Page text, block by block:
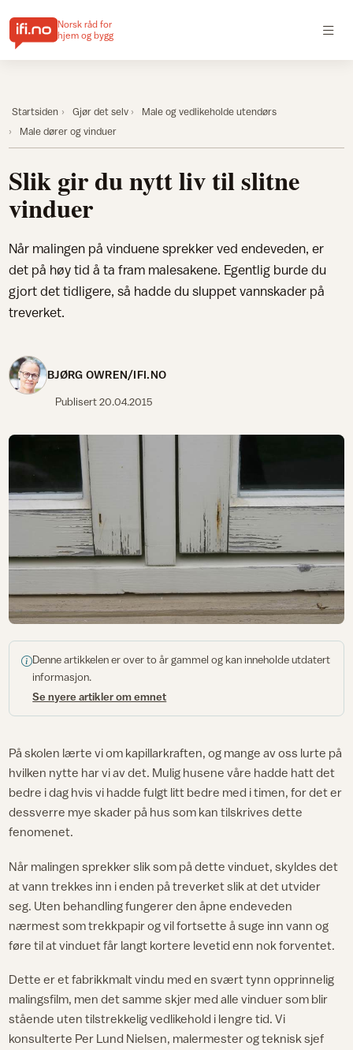
Norsk råd for
hjem og bygg
Startsiden Gjør det selv
Male og vedlikeholde utendørs
Male dører og vinduer
Slik gir du nytt liv til slitne
vinduer
Når malingen på vinduene sprekker ved endeveden, er
det på høy tid å ta fram malesakene. Egentlig burde du
gjort det tidligere, så hadde du sluppet vannskader på
treverket.
BJØRG OWREN/IFI.NO
Publisert20.04.2015
Denne artikkelen er over to år gammel og kan inneholde utdatert
informasjon.
Se nyere artikler om emnet
På skolen lærte vi om kapillarkraften, og mange av oss lurte på
hvilken nytte har vi av det. Mulig husene våre hadde hatt det
bedre i dag hvis vi hadde fulgt litt bedre med i timen, for det er
dessverre mye skader på hus som kan tilskrives dette
fenomenet.
Når malingen sprekker slik som på dette vinduet, skyldes det
at vann trekkes inn i enden på treverket slik at det utvider
seg. Uten behandling fungerer den åpne endeveden
nærmest som trekkpapir og vil fortsette å suge inn vann og
føre til at vinduet får langt kortere levetid enn nok forventet.
Dette er et fabrikkmalt vindu med en svært tynn opprinnelig
malingsfilm, men det samme skjer med alle vinduer som blir
stående uten tilstrekkelig vedlikehold i lengre tid. Vi
konsulterte Per Lund Nielsen, malermester og teknisk sjef